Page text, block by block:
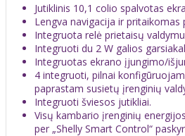
Jutiklinis 10,1 colio spalvotas
Lengva navigacija ir pritaikomas
Integruota relė prietaisų
Integruoti du 2 W galios
Integruotas ekrano įjungimo/
4 integruoti, pilnai
paprastam susietų įrenginių
Integruoti šviesos jutikliai.
Visų kambario įrenginių
per „Shelly Smart Control“